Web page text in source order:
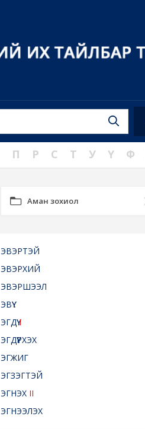
П Р С Т У Ү Ф
Аман зохиол
ЭВЭРТЭЙ
ЭВЭРХИЙ
ЭВЭРШЭЭЛ
ЭВҮҮ:
ЭГДҮҮI
ЭГДҮҮРХЭХ
ЭГЖИГ
ЭГЗЭГТЭЙ
ЭГНЭХ II
ЭГНЭЭЛЭХ